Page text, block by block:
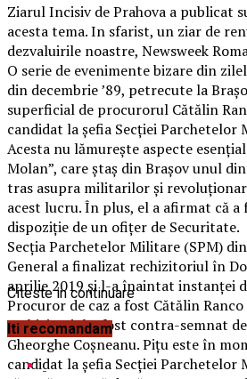
Ziarul Incisiv de Prahova a publicat
acesta tema. In sfarist, un ziar de
dezvaluirile noastre, Newsweek
O serie de evenimente bizare din
din decembrie ’89, petrecute la
superficial de procurorul Cătălin
candidat la șefia Secției Parchetelor
Acesta nu lămurește aspecte
Molan”, care ștaș din Brașov unul
tras asupra militarilor și
acest lucru. În plus, el a afirmat că
dispoziție de un ofițer de Securitate.
Secția Parchetelor Militare (SPM)
General a finalizat rechizitoriul în
aprilie 2019 și l-a înaintat instanței
Procuror de caz a fost Cătălin
rechizitoriul a fost contra-semnat
Gheorghe Coșneanu. Pițu este în
candidat la șefia Secției Parchetelor
Citeste in continuare
Iti recomandam